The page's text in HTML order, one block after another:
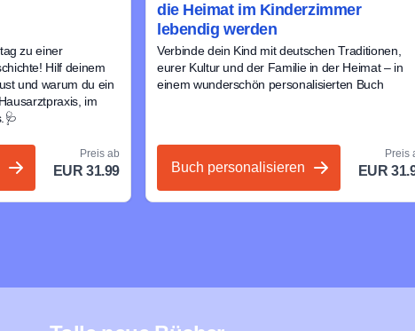
zu einer
Hilf deinem
und warum du ein
im
Preis ab
EUR 31.99
die Heimat im Kinderzimmer
lebendig werden
Verbinde dein Kind mit deutschen Traditionen,
eurer Kultur und der Familie in der Heimat – in
einem wunderschön personalisierten Buch
Buch personalisieren
Preis
EUR